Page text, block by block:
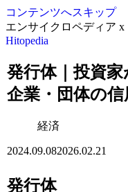
コンテンツへスキップ
エンサイクロペディア x
Hitopedia
発行体｜投資
企業・団体の信
経済
2024.09.082026.02.21
発行体